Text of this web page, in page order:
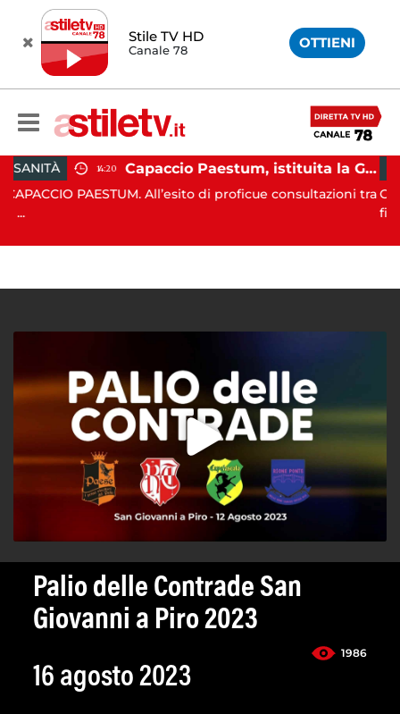
Stile TV HD
Canale 78 OTTIENI
14:20 Capaccio Paestum, istituita la Guardia Medica Turistica presso il Psaut di Piazza Santini
PAESTUM. All’esito di proficue consultazioni tra
GIUDIZIARIA
CAPACCIO
Palio delle Contrade San
Giovanni a Piro 2023
1986
16 agosto 2023